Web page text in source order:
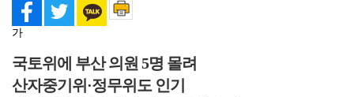
가
국토위에 부산 의원 5명 몰려
산자중기위·정무위도 인기